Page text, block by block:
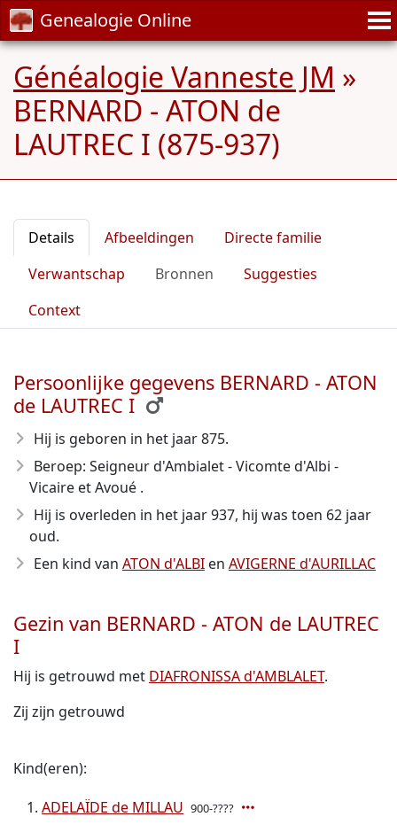
Genealogie Online
Généalogie Vanneste JM »
BERNARD - ATON de
LAUTREC I (875-937)
Details Afbeeldingen
Directe familie
Verwantschap
Bronnen
Suggesties
Context
Persoonlijke gegevens BERNARD - ATON
de LAUTREC I
Hij is geboren in het jaar 875.
Beroep: Seigneur d'Ambialet - Vicomte d'Albi -
Vicaire et Avoué .
Hij is overleden in het jaar 937, hij was toen 62 jaar
oud.
Een kind van ATON d'ALBI en AVIGERNE d'AURILLAC
Gezin van BERNARD - ATON de LAUTREC
I
Hij is getrouwd met DIAFRONISSA d'AMBLALET.
Zij zijn getrouwd
Kind(eren):
ADELAÏDE de MILLAU 900-????